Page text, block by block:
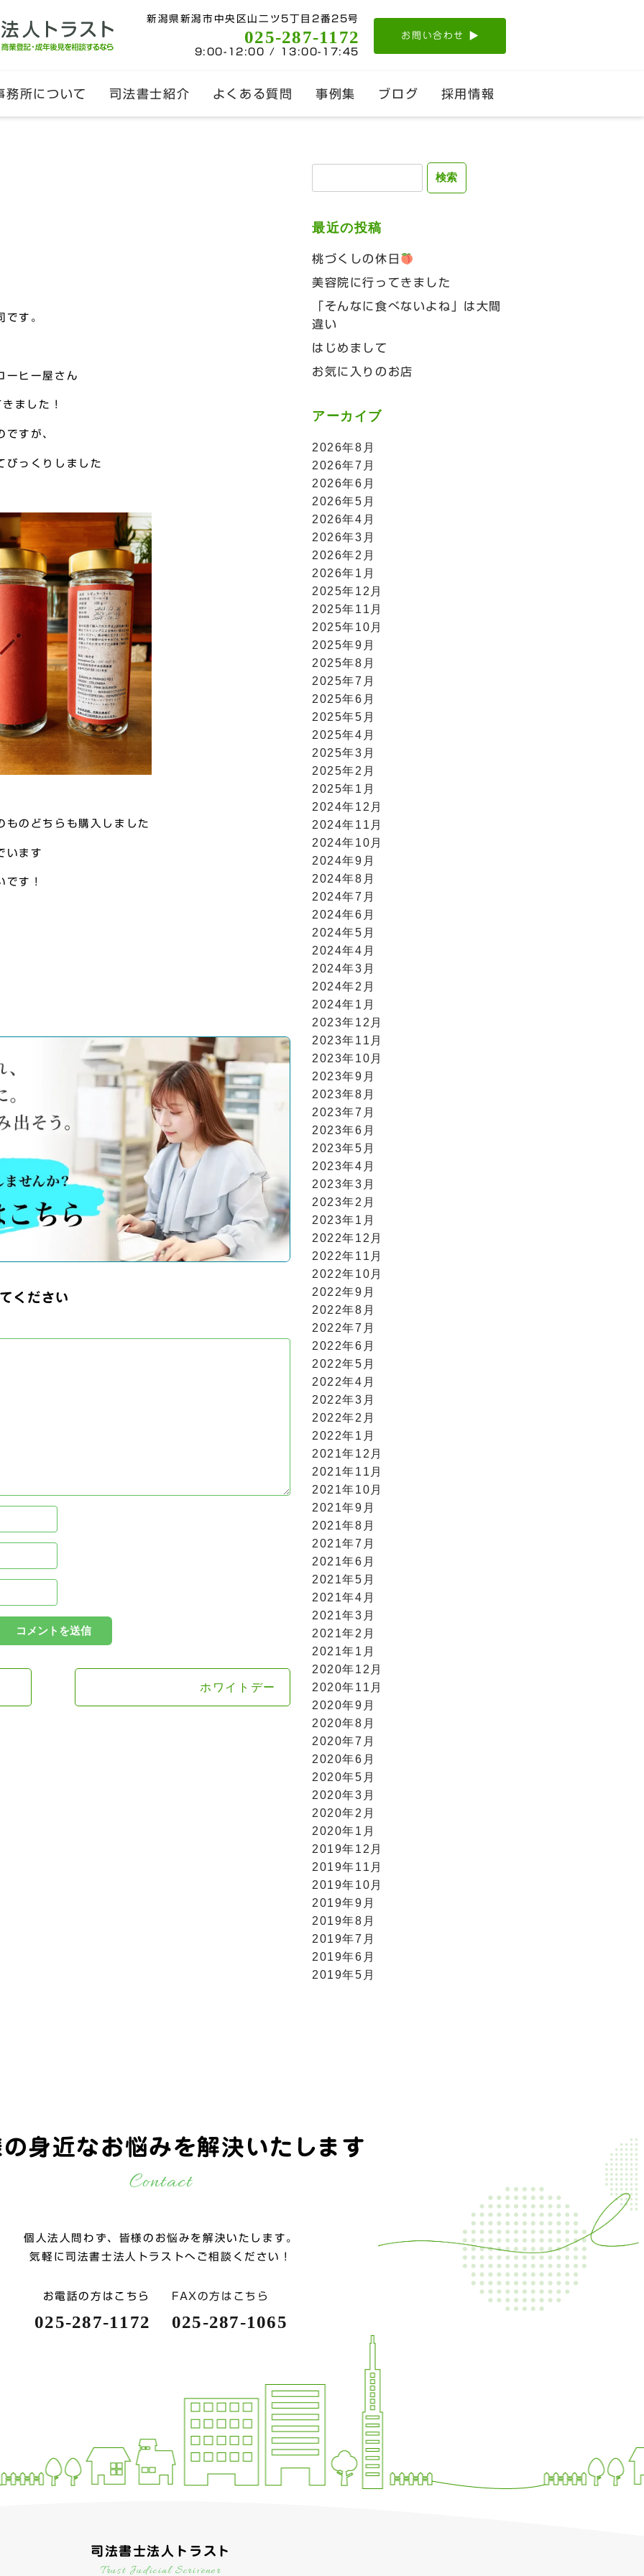
新潟県新潟市中央区山二ツ5丁目2番25号
025-287-1172
9:00-12:00 / 13:00-17:45
お問い合わせ
務所について 司法書士紹介 よくある質問 事例集 ブログ 採用情報
です。
ーヒー屋さん
ました！
すが、
びっくりしました
ものどちらも購入しました
います
です！
ください
ホワイトデー
検
最近の投稿
桃づくしの休日
美容院に行ってきました
「そんなに食べないよね」は大間
違い
はじめまして
お気に入りのお店
アーカイブ
2026年8月
2026年7月
2026年6月
2026年5月
2026年4月
2026年3月
2026年2月
2026年1月
2025年12月
2025年11月
2025年10月
2025年9月
2025年8月
2025年7月
2025年6月
2025年5月
2025年4月
2025年3月
2025年2月
2025年1月
2024年12月
2024年11月
2024年10月
2024年9月
2024年8月
2024年7月
2024年6月
2024年5月
2024年4月
2024年3月
2024年2月
2024年1月
2023年12月
2023年11月
2023年10月
2023年9月
2023年8月
2023年7月
2023年6月
2023年5月
2023年4月
2023年3月
2023年2月
2023年1月
2022年12月
2022年11月
2022年10月
2022年9月
2022年8月
2022年7月
2022年6月
2022年5月
2022年4月
2022年3月
2022年2月
2022年1月
2021年12月
2021年11月
2021年10月
2021年9月
2021年8月
2021年7月
2021年6月
2021年5月
2021年4月
2021年3月
2021年2月
2021年1月
2020年12月
2020年11月
2020年9月
2020年8月
2020年7月
2020年6月
2020年5月
2020年3月
2020年2月
2020年1月
2019年12月
2019年11月
2019年10月
2019年9月
2019年8月
2019年7月
2019年6月
2019年5月
身近なお悩みを解決いたします
Contact
個人法人問わず、皆様のお悩みを解決いたします。
気軽に司法書士法人トラストへご相談ください！
お電話の方はこちら
025-287-1172
FAXの方はこちら
025-287-1065
司法書士法人トラスト
Trust Judicial Scrivener